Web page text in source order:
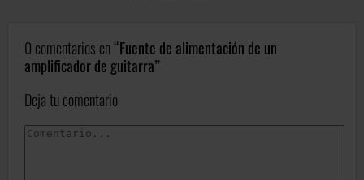
0 comentarios en Fuente de alimentación de un
amplificador de guitarra
Deja tu comentario